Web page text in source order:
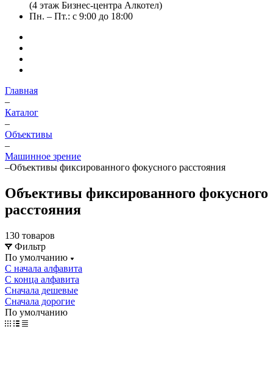
(4 этаж Бизнес-центра Алкотел)
Пн. – Пт.: с 9:00 до 18:00
Главная
–
Каталог
–
Объективы
–
Машинное зрение
–Объективы фиксированного фокусного расстояния
Объективы фиксированного фокусного
расстояния
130 товаров
Фильтр
По умолчанию
С начала алфавита
С конца алфавита
Сначала дешевые
Сначала дорогие
По умолчанию